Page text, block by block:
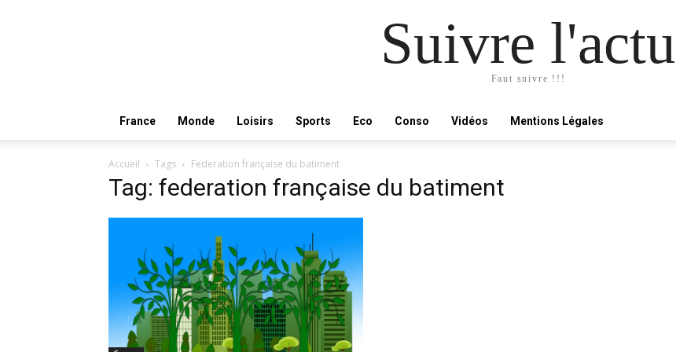
Suivre l'actu
Faut suivre !!!
France Monde Loisirs Sports Eco Conso Vidéos Mentions Légales
Accueil Tags Federation française du batiment
Tag: federation française du batiment